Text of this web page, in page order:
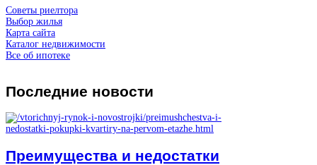
Советы риелтора
Выбор жилья
Карта сайта
Каталог недвижимости
Все об ипотеке
Последние новости
Преимущества и недостатки